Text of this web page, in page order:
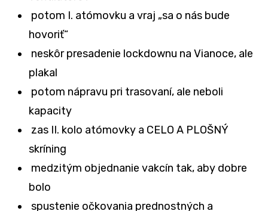
potom I. atómovku a vraj „sa o nás bude
hovoriť“
neskôr presadenie lockdownu na Vianoce, ale
plakal
potom nápravu pri trasovaní, ale neboli
kapacity
zas II. kolo atómovky a CELO A PLOŠNÝ
skríning
medzitým objednanie vakcín tak, aby dobre
bolo
spustenie očkovania prednostných a